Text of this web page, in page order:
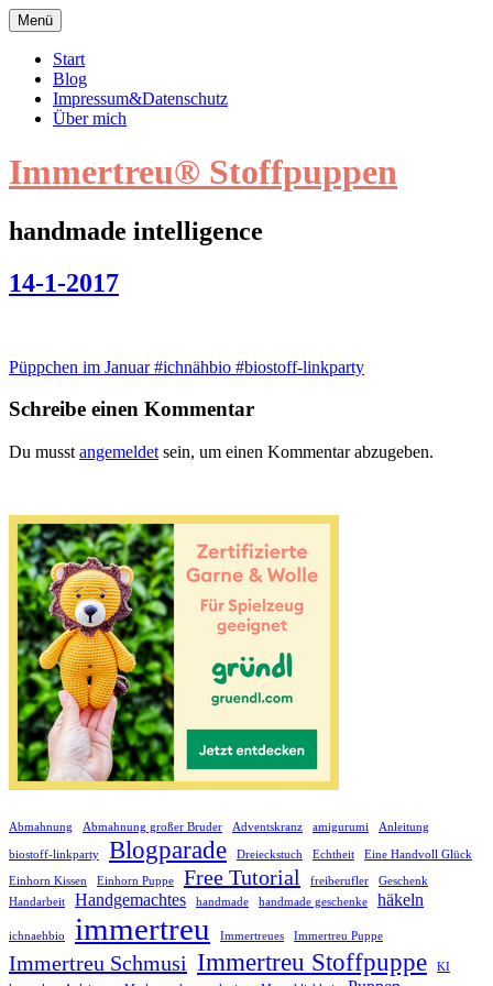
Zum
Inhalt
springen
Menü
Start
Blog
Impressum&Datenschutz
Über mich
Immertreu® Stoffpuppen
handmade intelligence
14-
1-
14-1-2017
Beitragsnavigation
Püppchen im Januar #ichnähbio #biostoff-linkparty
Schreibe einen Kommentar
Du musst angemeldet sein, um einen Kommentar abzugeben.
Abmahnung Abmahnung großer Bruder Adventskranz amigurumi Anleitung
biostoff-linkparty Blogparade Dreieckstuch Echtheit Eine Handvoll Glück
Einhorn Kissen Einhorn Puppe Free Tutorial freiberufler
Geschenk
Handarbeit
Handgemachtes handmade handmade geschenke häkeln
ichnaehbio immertreu Immertreues Immertreu Puppe
Immertreu Schmusi Immertreu Stoffpuppe
KI